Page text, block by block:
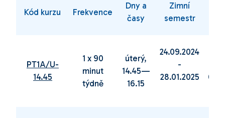
Kód kurzu Frekvence
Dny a
časy
Zimní
semestr
PT1A/U-
14.45
1 x 90
minut
týdně
úterý,
14.45—
16.15
24.09.2024
-
28.01.2025